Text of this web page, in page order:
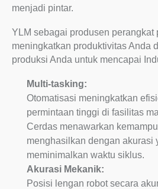
menjadi pintar.
YLM sebagai produsen perangkat
meningkatkan produktivitas Anda
produksi Anda untuk mencapai
Multi-tasking:
Otomatisasi meningkatkan
permintaan tinggi di fasilitas
Cerdas menawarkan
menghasilkan dengan akurasi
meminimalkan waktu siklus.
Akurasi Mekanik:
Posisi lengan robot secara